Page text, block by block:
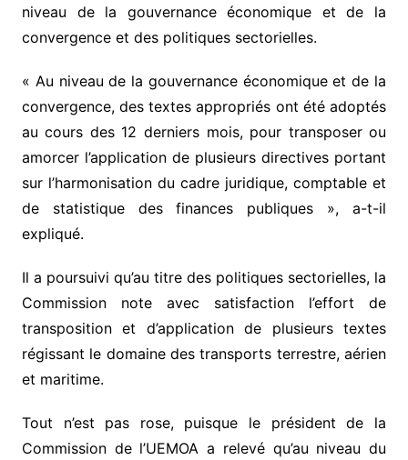
niveau de la gouvernance économique et de la
convergence et des politiques sectorielles.
« Au niveau de la gouvernance économique et de la
convergence, des textes appropriés ont été adoptés
au cours des 12 derniers mois, pour transposer ou
amorcer l’application de plusieurs directives portant
sur l’harmonisation du cadre juridique, comptable et
de statistique des finances publiques », a-t-il
expliqué.
Il a poursuivi qu’au titre des politiques sectorielles, la
Commission note avec satisfaction l’effort de
transposition et d’application de plusieurs textes
régissant le domaine des transports terrestre, aérien
et maritime.
Tout n’est pas rose, puisque le président de la
Commission de l’UEMOA a relevé qu’au niveau du